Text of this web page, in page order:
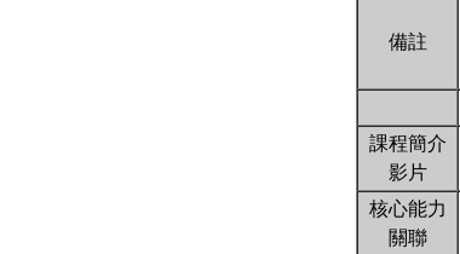
備註
課程簡介
影片
核心能力
關聯